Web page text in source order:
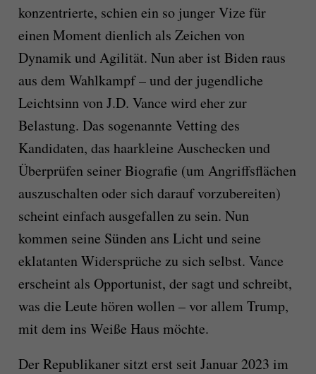
konzentrierte, schien ein so junger Vize für
einen Moment dienlich als Zeichen von
Dynamik und Agilität. Nun aber ist Biden raus
aus dem Wahlkampf – und der jugendliche
Leichtsinn von J.D. Vance wird eher zur
Belastung. Das sogenannte Vetting des
Kandidaten, das haarkleine Auschecken und
Überprüfen seiner Biografie (um Angriffsflächen
auszuschalten oder sich darauf vorzubereiten)
scheint einfach ausgefallen zu sein. Nun
kommen seine Sünden ans Licht und seine
eklatanten Widersprüche zu sich selbst. Vance
erscheint als Opportunist, der sagt und schreibt,
was die Leute hören wollen – vor allem Trump,
mit dem ins Weiße Haus möchte.
Der Republikaner sitzt erst seit Januar 2023 im